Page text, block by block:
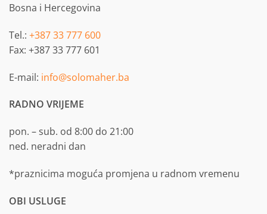
Bosna i Hercegovina
Tel.: +387 33 777 600
Fax: +387 33 777 601
E-mail: info@solomaher.ba
RADNO VRIJEME
pon. – sub. od 8:00 do 21:00
ned. neradni dan
*praznicima moguća promjena u radnom vremenu
OBI USLUGE